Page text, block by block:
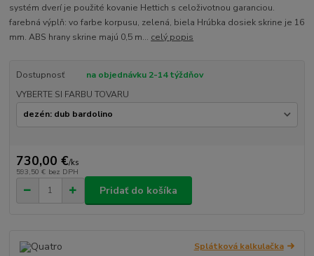
systém dverí je použité kovanie Hettich s celoživotnou garanciou.
farebná výplň: vo farbe korpusu, zelená, biela Hrúbka dosiek skrine je 16
mm. ABS hrany skrine majú 0,5 m... celý popis
Dostupnosť
na objednávku 2-14 týždňov
VYBERTE SI FARBU TOVARU
730,00 €/ks
593,50 € bez DPH
Pridať do košíka
Splátková kalkulačka